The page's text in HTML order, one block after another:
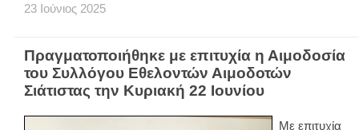
23 Ιούνιος 2025
Πραγματοποιήθηκε με επιτυχία η Αιμοδοσία
του Συλλόγου Εθελοντών Αιμοδοτών
Σιάτιστας την Κυριακή 22 Ιουνίου
Με επιτυχία